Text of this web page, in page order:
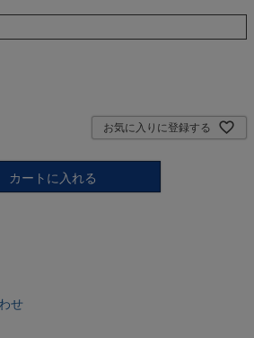
お気に入りに登録する
カートに入れる
せ